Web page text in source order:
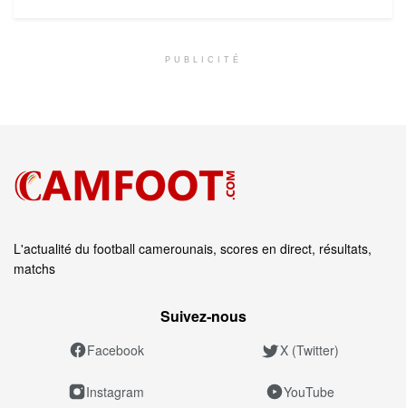
PUBLICITÉ
L'actualité du football camerounais, scores en direct, résultats,
matchs
Suivez‑nous
Facebook X (Twitter)
Instagram YouTube